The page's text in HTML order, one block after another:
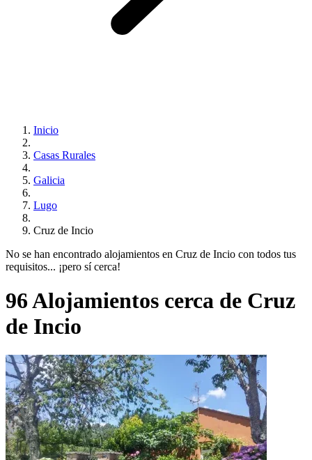
Inicio
Casas Rurales
Galicia
Lugo
Cruz de Incio
No se han encontrado alojamientos en Cruz de Incio con todos tus
requisitos... ¡pero sí cerca!
96 Alojamientos cerca de Cruz
de Incio